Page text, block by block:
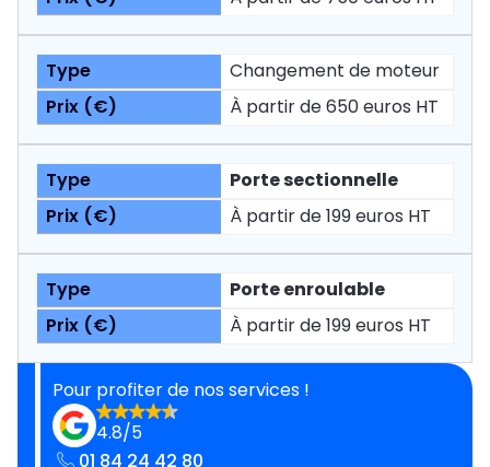
Changement de moteur
À partir de 650 euros HT
Porte sectionnelle
À partir de 199 euros HT
Porte enroulable
À partir de 199 euros HT
Pour profiter de nos services !
4.8/5
01 84 24 42 80